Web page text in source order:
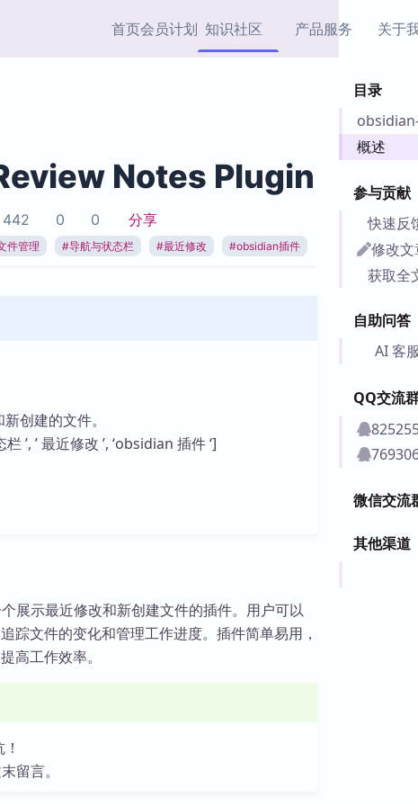
首页会员计划 知识社区
协作者
热门链接 Top5
产品服务
载
加速访问 Obsidian 官方
市场
Obsidian 思维导图插件
插件
Zettelkasten 实践示例
关于
目录
概述
参与贡献
快速反
修改文
获取全
自助问答
AI 客服
QQ交流
微信交流
其他渠道
Notes Plugin
442 0 0 分享
件管理 #导航与状态栏 #最近修改 #obsidian插件
创建的文件。
’, ’ 最近修改 ’, ‘obsidian 插件 ‘]
示最近修改和新创建文件的插件。用户可以
踪文件的变化和管理工作进度。插件简单易用，
高工作效率。
留言。